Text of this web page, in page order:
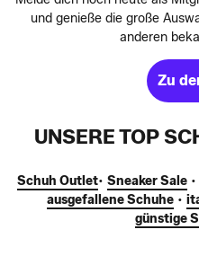
und genieße die große
anderen
Zu
UNSERE TOP
Schuh Outlet• Sneaker Sale•
ausgefallene Schuhe•
günstige